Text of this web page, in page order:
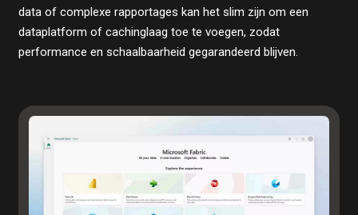
data of complexe rapportages kan het slim zijn om een
dataplatform of cachinglaag toe te voegen, zodat
performance en schaalbaarheid gegarandeerd blijven.